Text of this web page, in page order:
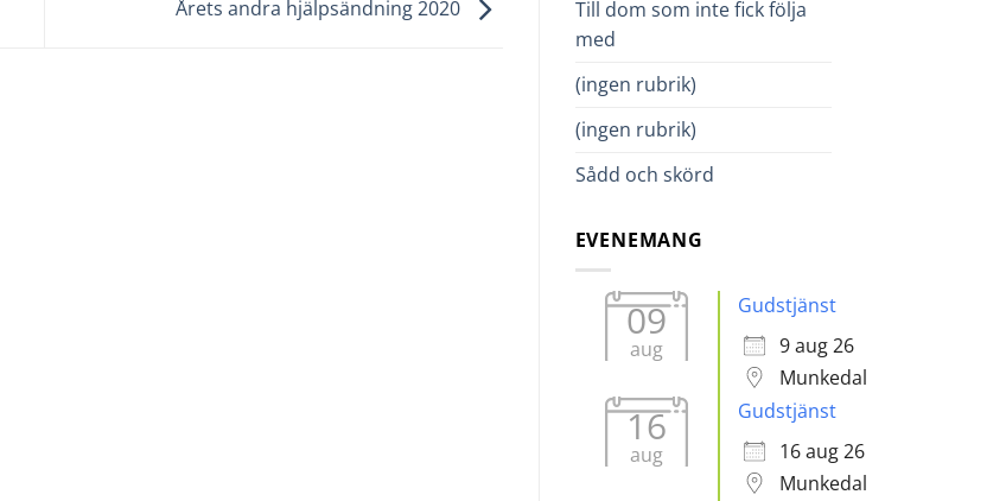
Årets andra hjälpsändning 2020
Till dom som inte fick följa
med
(ingen rubrik)
(ingen rubrik)
Sådd och skörd
EVENEMANG
09
aug
Gudstjänst
9 aug 26
Munkedal
16
aug
Gudstjänst
16 aug 26
Munkedal